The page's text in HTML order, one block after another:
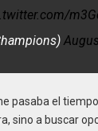
pasaba el
sino a buscar